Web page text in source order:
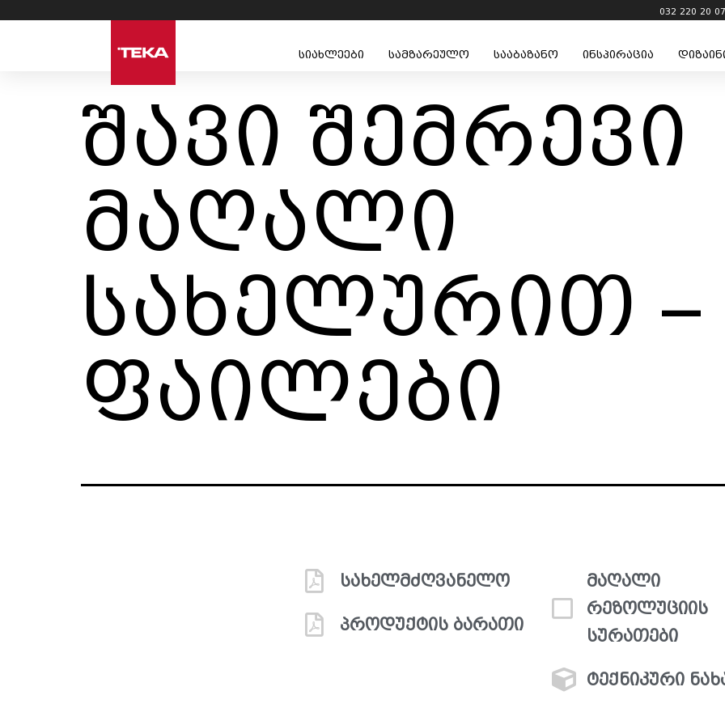
032 220 20 07
სიახლეები სამზარეულო სააბაზანო ინსპირაცია
შავი შემრევი
მაღალი
სახელურით –
ფაილები
სახელმძღვანელო
პროდუქტის ბარათი
მაღალი
რეზოლუციის
სურათები
ტექნიკური